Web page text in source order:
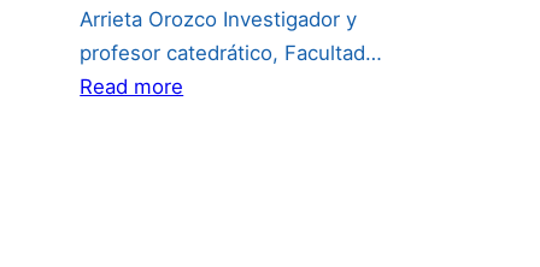
Arrieta Orozco Investigador y
profesor catedrático, Facultad…
Read more